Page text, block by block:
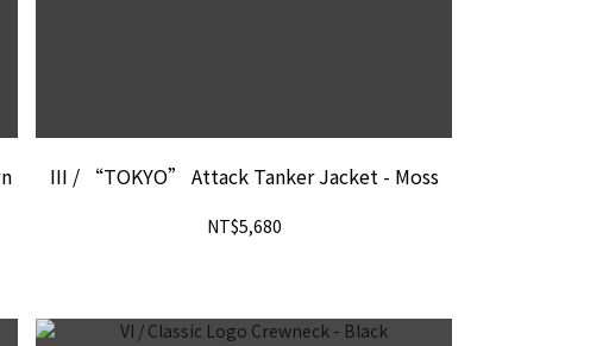
III / “TOKYO” Attack Tanker Jacket - Moss
NT$5,680